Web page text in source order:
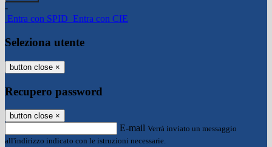
-
Entra con SPID Entra con CIE
Seleziona utente
button close ×
Recupero password
button close ×
E-mail Verrà inviato un messaggio
all'indirizzo indicato con le istruzioni necessarie.